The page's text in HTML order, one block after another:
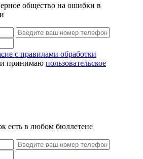
общество на ошибки в
с правилами обработки
принимаю пользовательское
есть в любом бюллетене